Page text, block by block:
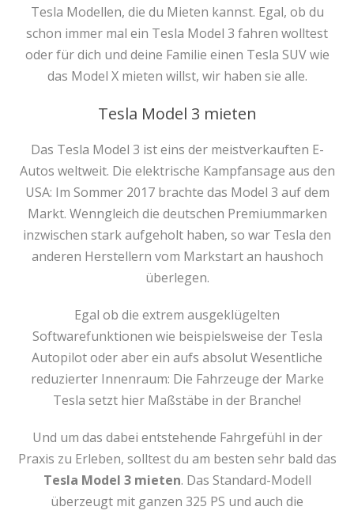
Tesla Modellen, die du Mieten kannst. Egal, ob du
schon immer mal ein Tesla Model 3 fahren wolltest
oder für dich und deine Familie einen Tesla SUV wie
das Model X mieten willst, wir haben sie alle.
Tesla Model 3 mieten
Das Tesla Model 3 ist eins der meistverkauften E-
Autos weltweit. Die elektrische Kampfansage aus den
USA: Im Sommer 2017 brachte das Model 3 auf dem
Markt. Wenngleich die deutschen Premiummarken
inzwischen stark aufgeholt haben, so war Tesla den
anderen Herstellern vom Markstart an haushoch
überlegen.
Egal ob die extrem ausgeklügelten
Softwarefunktionen wie beispielsweise der Tesla
Autopilot oder aber ein aufs absolut Wesentliche
reduzierter Innenraum: Die Fahrzeuge der Marke
Tesla setzt hier Maßstäbe in der Branche!
Und um das dabei entstehende Fahrgefühl in der
Praxis zu Erleben, solltest du am besten sehr bald das
Tesla Model 3 mieten. Das Standard-Modell
überzeugt mit ganzen 325 PS und auch die